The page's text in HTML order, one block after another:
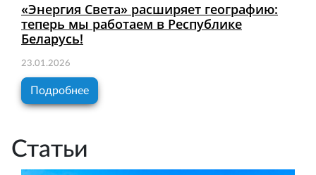
«Энергия Света» расширяет географию:
теперь мы работаем в Республике
Беларусь!
23.01.2026
Подробнее
Статьи